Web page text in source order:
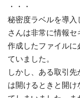
・・・
秘密度ラベルを導
さんは非常に情報
作成したファイルに
ていました。
しかし、ある取引
は開けるときと開